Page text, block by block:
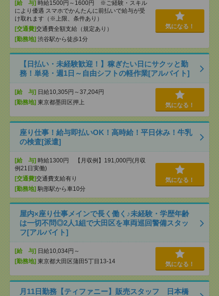
[給 与] 時給1500円～1600円 ※ご経験・スキル
により優遇 スマホでかんたんに前払いで給与が受
け取れます（※上限、条件あり）
[交通費]交通費全額支給（規定あり）
[勤務地] 渋谷駅から徒歩1分
気になる！
【日払い・未経験歓迎！】稼ぎたい日にサクッと勤
務！単発・週1日～自由シフトの軽作業[アルバイト]
[給 与] 日給10,305円～37,204円
[勤務地] 東京都墨田区押上 気になる！
座り仕事！給与即払いOK！高時給！平日休み！牛乳
の検査[派遣]
[給 与] 時給1300円 【月収例】191,000円(月収
例21日実働)
[交通費]交通費支給有り
[勤務地] 駒形駅から車10分
気になる！
屋内×座り仕事メインで長く働く♪未経験・学歴年齢
は一切不問◎2人1組で大田区を車両巡回警備スタッ
フ[アルバイト]
[給 与] 日給10,034円～
[勤務地] 東京都大田区蒲田5丁目13-14 気になる！
月11日勤務【ティファニー】販売スタッフ 日本橋